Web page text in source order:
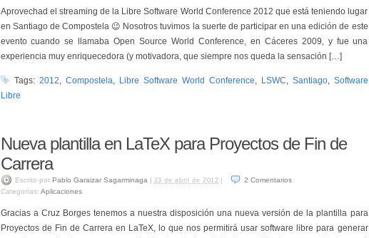
Aprovechad el streaming de la Libre Software World Conference 2012 que está teniendo lugar
en Santiago de Compostela 😉 Nosotros tuvimos la suerte de participar en una edición de este
evento cuando se llamaba Open Source World Conference, en Cáceres 2009, y fue una
experiencia muy enriquecedora (y motivadora, que siempre nos queda la sensación […]
Tags:2012, Compostela, Libre Software World Conference, LSWC, Santiago, Software
Libre
Nueva plantilla en LaTeX para Proyectos de Fin de
Carrera
Escrito por Pablo Garaizar Sagarminaga | 23 de abril de 2012 | 2Comentarios
Categorías: Aplicaciones
Gracias a Cruz Borges tenemos a nuestra disposición una nueva versión de la plantilla para
Proyectos de Fin de Carrera en LaTeX, lo que nos permitirá usar software libre para generar